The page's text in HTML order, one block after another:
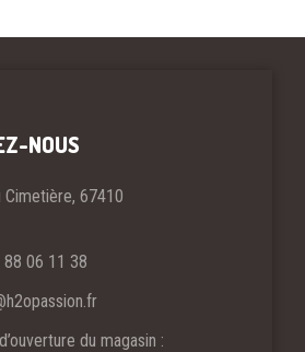
NOUS
Cimetière, 67410
06 11 38
du magasin :